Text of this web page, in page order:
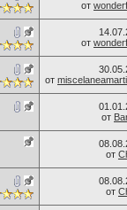
от
от
от
от
от
от